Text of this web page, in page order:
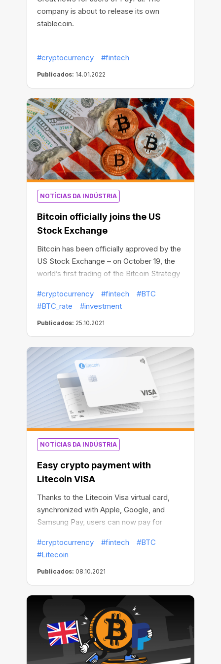
company is about to release its own
stablecoin.
#cryptocurrency #fintech
Publicados: 14.01.2022
NOTÍCIAS DA INDÚSTRIA
Bitcoin officially joins the US
Stock Exchange
Bitcoin has been officially approved by the
US Stock Exchange – on October 19, the
world’s first trading of the Bitcoin Strategy
York. In two days of trading, Bitcoin assets
managed by the exchange-traded fund
exceeded $1 billion. The Bitcoin Strategy
ETF thus became the first US exchange-
traded fund to be officially approved for
Bitcoin contracts.
#cryptocurrency #fintech
#BTC
#BTC_rate
#investment
Publicados: 25.10.2021
NOTÍCIAS DA INDÚSTRIA
Easy crypto payment with
Litecoin VISA
Thanks to the Litecoin Visa virtual card,
synchronized with Apple, Google, and
Samsung Pay, users can now pay for
Litecoin and other popular cryptos in a
matter of minutes.
#cryptocurrency #fintech
#BTC
#Litecoin
Publicados: 08.10.2021